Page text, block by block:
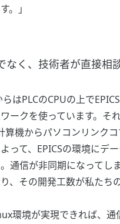
。」
なく、技術者が直接相
らはPLCのCPUの上で
ークを使っています。そ
算機からパソコンリンク
って、EPICSの環境にデ
通信が非同期になってし
、その開発工数が私たち
環境が実現できれば、通